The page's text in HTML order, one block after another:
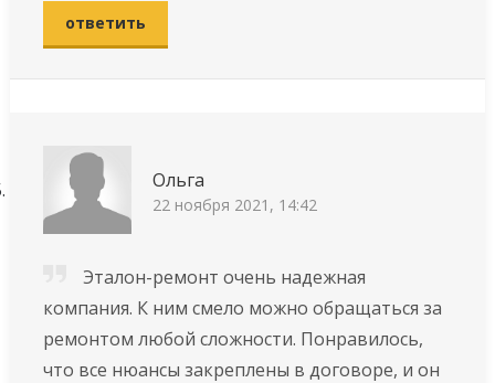
ответить
Ольга
22 ноября 2021, 14:42
Эталон-ремонт очень надежная
компания. К ним смело можно обращаться за
ремонтом любой сложности. Понравилось,
что все нюансы закреплены в договоре, и он